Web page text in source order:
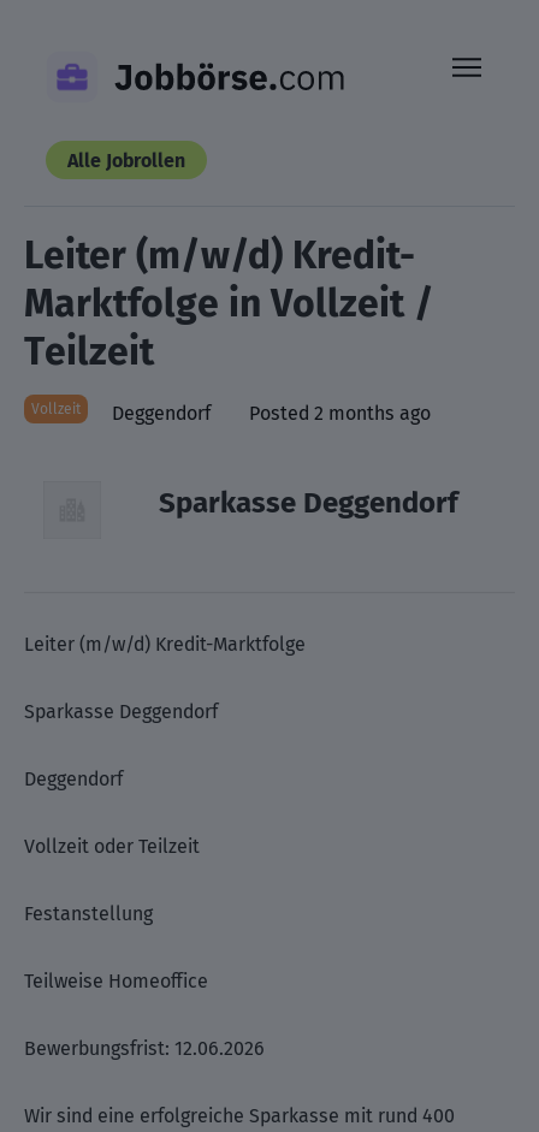
content
Alle Jobrollen
Leiter (m/w/d) Kredit-
Marktfolge in Vollzeit /
Teilzeit
Vollzeit Deggendorf Posted 2 months ago
Sparkasse Deggendorf
Leiter (m/w/d) Kredit-Marktfolge
Sparkasse Deggendorf
Deggendorf
Vollzeit oder Teilzeit
Festanstellung
Teilweise Homeoffice
Bewerbungsfrist: 12.06.2026
Wir sind eine erfolgreiche Sparkasse mit rund 400